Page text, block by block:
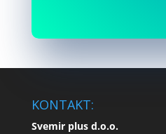
KONTAKT:
Svemir plus d.o.o.